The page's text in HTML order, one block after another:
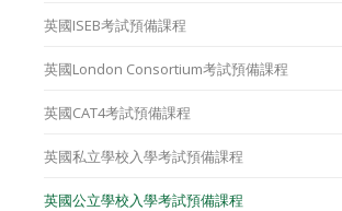
英國ISEB考試預備課程
英國London Consortium考試預備課程
英國CAT4考試預備課程
英國私立學校入學考試預備課程
英國公立學校入學考試預備課程